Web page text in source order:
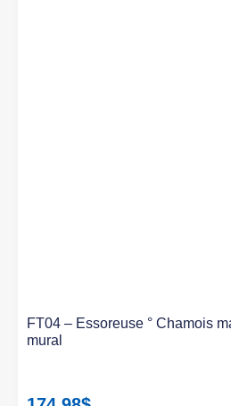
FT04 – Essoreuse ° Chamois
mural